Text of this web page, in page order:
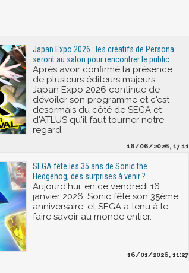
Japan Expo 2026 : les créatifs de Persona
seront au salon pour rencontrer le public
Après avoir confirmé la présence
de plusieurs éditeurs majeurs,
Japan Expo 2026 continue de
dévoiler son programme et c'est
désormais du côté de SEGA et
d'ATLUS qu'il faut tourner notre
regard.
16/06/2026, 17:11
SEGA fête les 35 ans de Sonic the
Hedgehog, des surprises à venir ?
Aujourd'hui, en ce vendredi 16
janvier 2026, Sonic fête son 35ème
anniversaire, et SEGA a tenu à le
faire savoir au monde entier.
16/01/2026, 11:27